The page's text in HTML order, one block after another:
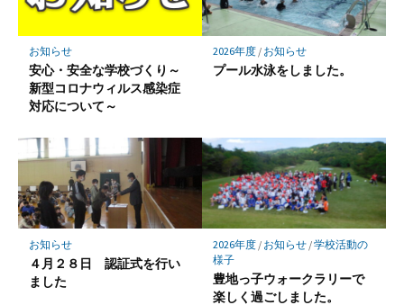
お知らせ
安心・安全な学校づくり～
新型コロナウィルス感染症
対応について～
2026年度/ お知らせ
プール水泳をしました。
お知らせ
４月２８日 認証式を行い
ました
2026年度/ お知らせ/学校活動の
様子
豊地っ子ウォークラリーで
楽しく過ごしました。